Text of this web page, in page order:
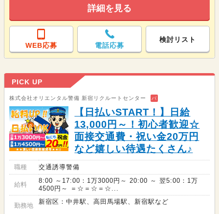
詳細を見る
WEB応募 電話応募
検討リスト
PICK UP
株式会社オリエンタル警備 新宿リクルートセンター バ
【日払いSTART！】日給
13,000円～！初心者歓迎☆
面接交通費・祝い金20万円
など嬉しい待遇たくさん♪
職種 交通誘導警備
給料
8:00 ～17:00：1万3000円～ 20:00 ～ 翌5:00：1万
4500円～ ＝☆＝☆＝☆...
勤務地
新宿区：中井駅、高田馬場駅、新宿駅など